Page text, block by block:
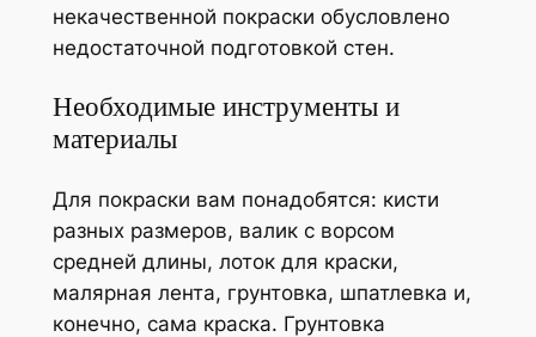
некачественной покраски обусловлено
недостаточной подготовкой стен.
Необходимые инструменты и
материалы
Для покраски вам понадобятся: кисти
разных размеров, валик с ворсом
средней длины, лоток для краски,
малярная лента, грунтовка, шпатлевка и,
конечно, сама краска. Грунтовка